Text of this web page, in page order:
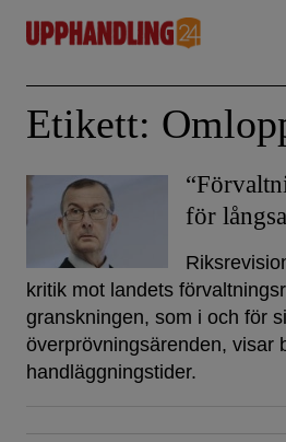
content
Etikett:
för
kritik mot landets
granskningen, som i och för
överprövningsärenden, visar
handläggningstider.